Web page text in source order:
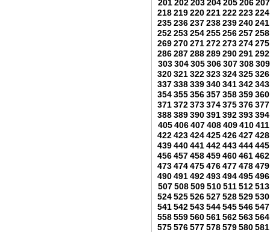
201 202 203 204 205 206 207
218219220221222223224
235236237238239240241
252253254255256257258
269270271272273274275
286287288289290291292
303 304 305 306 307 308 309
320321322323324325326
337338339340341342343
354355356357358359360
371372373374375376377
388389390391392393394
405 406 407 408 409 410 411
422423424425426427428
439440441442443444445
456457458459460461462
473474475476477478479
490491492493494495496
507 508 509 510 511 512 513
524525526527528529530
541542543544545546547
558559560561562563564
575576577578579580581